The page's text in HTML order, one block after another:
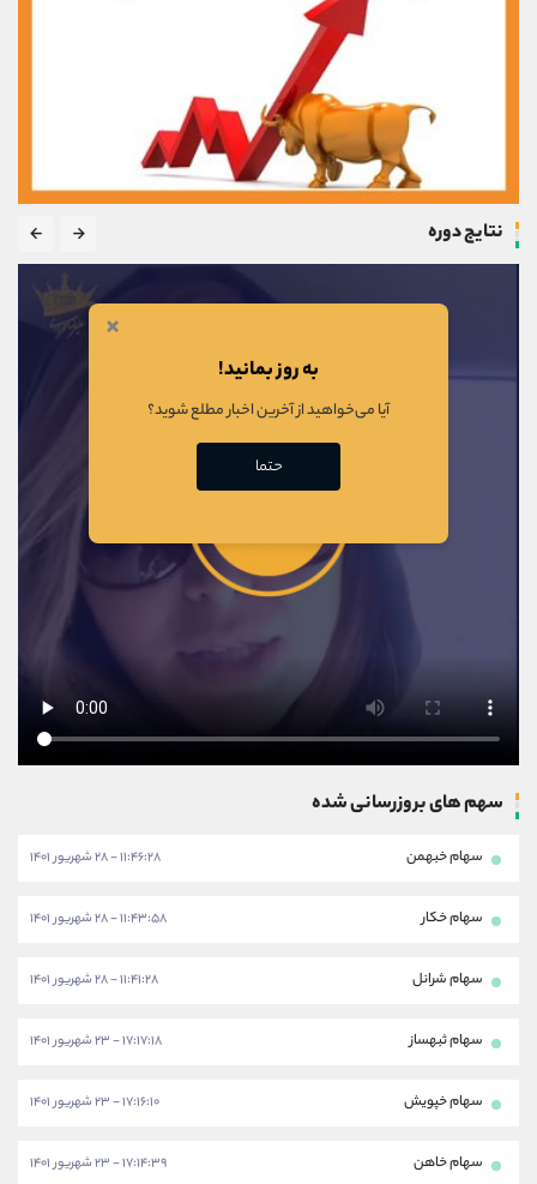
نتایج دوره
سهم های بروزرسانی شده
سهام خبهمن ۱۱:۴۶:۲۸ - ۲۸ شهریور ۱۴۰۱
سهام خکار ۱۱:۴۳:۵۸ - ۲۸ شهریور ۱۴۰۱
سهام شرانل ۱۱:۴۱:۲۸ - ۲۸ شهریور ۱۴۰۱
سهام ثبهساز ۱۷:۱۷:۱۸ - ۲۳ شهریور ۱۴۰۱
سهام خپویش ۱۷:۱۶:۱۰ - ۲۳ شهریور ۱۴۰۱
سهام خاهن ۱۷:۱۴:۳۹ - ۲۳ شهریور ۱۴۰۱
×
به روز بمانید!
آیا می‌خواهید از آخرین اخبار مطلع شوید؟
حتما